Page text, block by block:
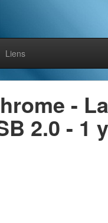
Liens
-
2.0 - 1